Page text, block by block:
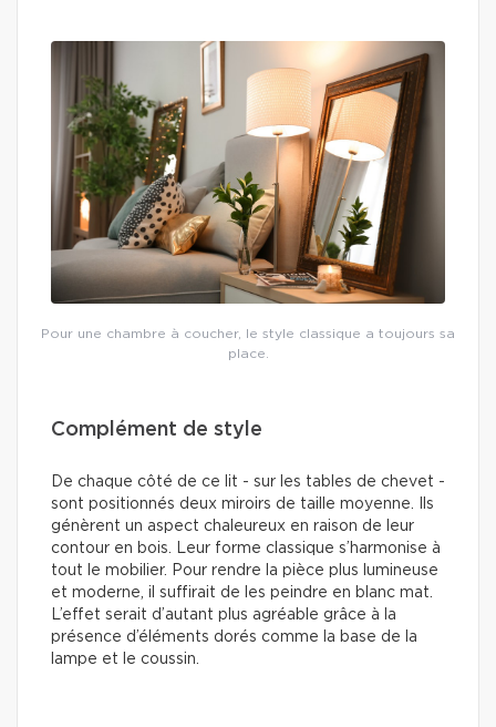
Pour une chambre à coucher, le style classique a toujours sa
place.
Complément de style
De chaque côté de ce lit - sur les tables de chevet -
sont positionnés deux miroirs de taille moyenne. Ils
génèrent un aspect chaleureux en raison de leur
contour en bois. Leur forme classique s’harmonise à
tout le mobilier. Pour rendre la pièce plus lumineuse
et moderne, il suffirait de les peindre en blanc mat.
L’effet serait d’autant plus agréable grâce à la
présence d’éléments dorés comme la base de la
lampe et le coussin.